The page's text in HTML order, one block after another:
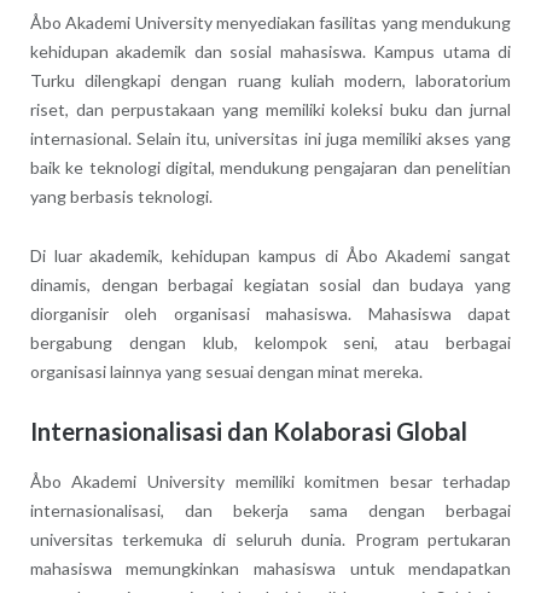
Åbo Akademi University menyediakan fasilitas yang mendukung
kehidupan akademik dan sosial mahasiswa. Kampus utama di
Turku dilengkapi dengan ruang kuliah modern, laboratorium
riset, dan perpustakaan yang memiliki koleksi buku dan jurnal
internasional. Selain itu, universitas ini juga memiliki akses yang
baik ke teknologi digital, mendukung pengajaran dan penelitian
yang berbasis teknologi.
Di luar akademik, kehidupan kampus di Åbo Akademi sangat
dinamis, dengan berbagai kegiatan sosial dan budaya yang
diorganisir oleh organisasi mahasiswa. Mahasiswa dapat
bergabung dengan klub, kelompok seni, atau berbagai
organisasi lainnya yang sesuai dengan minat mereka.
Internasionalisasi dan Kolaborasi Global
Åbo Akademi University memiliki komitmen besar terhadap
internasionalisasi, dan bekerja sama dengan berbagai
universitas terkemuka di seluruh dunia. Program pertukaran
mahasiswa memungkinkan mahasiswa untuk mendapatkan